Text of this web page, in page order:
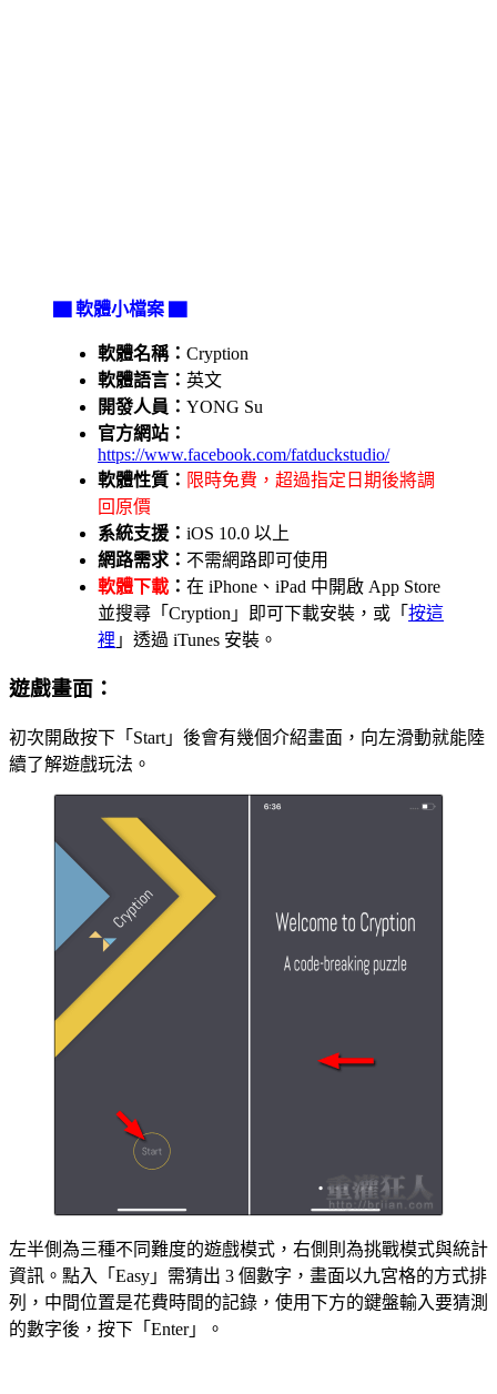
▇ 軟體小檔案 ▇
軟體名稱： Cryption
軟體語言： 英文
開發人員： YONG Su
官方網站：
https://www.facebook.com/fatduckstudio/
軟體性質： 限時免費，超過指定日期後將調
回原價
系統支援： iOS 10.0 以上
網路需求： 不需網路即可使用
軟體下載 ： 在 iPhone、iPad 中開啟 App Store
並搜尋「Cryption」即可下載安裝，或「 按這
裡 」透過 iTunes 安裝。
遊戲畫面：
初次開啟按下「Start」後會有幾個介紹畫面，向左滑動就能陸
續了解遊戲玩法。
左半側為三種不同難度的遊戲模式，右側則為挑戰模式與統計
資訊。點入「Easy」需猜出 3 個數字，畫面以九宮格的方式排
列，中間位置是花費時間的記錄，使用下方的鍵盤輸入要猜測
的數字後，按下「Enter」。